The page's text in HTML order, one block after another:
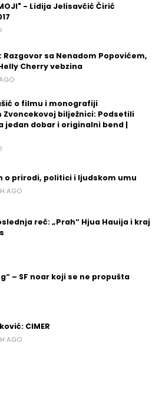
MOJI" - Lidija Jelisavčić Ćirić
Razgovor sa Nenadom Popovićem,
Cherry vebzina
o filmu i monografiji
Zvoncekovoj bilježnici: Podsetili
jedan dobar i originalni bend |
o prirodi, politici i ljudskom umu
AGO
reč: „Prah“ Hjua Hauija i kraj
– SF noar koji se ne propušta
CIMER
AGO